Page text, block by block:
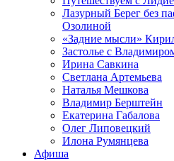
Лазурный Берег без
Озолиной
«Задние мысли»
Застолье с
Ирина Савкина
Светлана Артемьева
Наталья Мешкова
Владимир Берштейн
Екатерина Габалова
Олег Липовецкий
Илона Румянцева
Афиша